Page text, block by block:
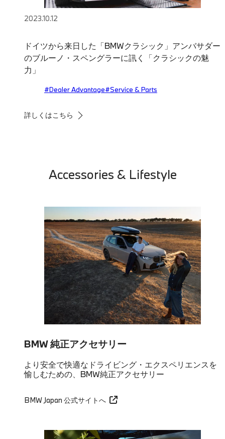
2023.10.12
ドイツから来日した「BMWクラシック」アンバサダー
のブルーノ・スペングラーに訊く「クラシックの魅
力」
#Dealer Advantage#Service & Parts
詳しくはこちら
Accessories & Lifestyle
BMW 純正アクセサリー
より安全で快適なドライビング・エクスペリエンスを
愉しむための、BMW純正アクセサリー
BMW Japan 公式サイトへ